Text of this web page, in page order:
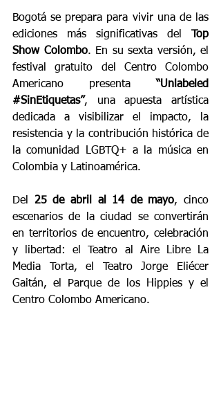
Bogotá se prepara para vivir una de las
ediciones más significativas del
Top
Show Colombo. En su sexta versión, el
festival gratuito del Centro Colombo
Americano presenta
#SinEtiquetas”, una apuesta artística
dedicada a visibilizar el impacto, la
resistencia y la contribución histórica de
la comunidad LGBTQ+ a la música en
Colombia y Latinoamérica.
Del 25 de abril al 14 de mayo, cinco
escenarios de la ciudad se convertirán
en territorios de encuentro, celebración
y libertad: el Teatro al Aire Libre La
Media Torta, el Teatro Jorge Eliécer
Gaitán, el Parque de los Hippies y el
Centro Colombo Americano.